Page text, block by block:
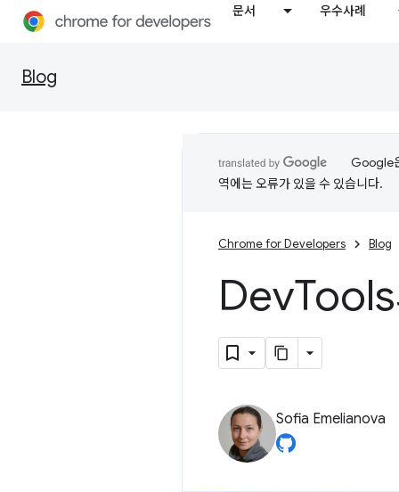
문서 우수사례
Blog
Google
역에는 오류가 있을 수 있습니다.
Chrome for Developers Blog
Dev
Sofia Emelianova